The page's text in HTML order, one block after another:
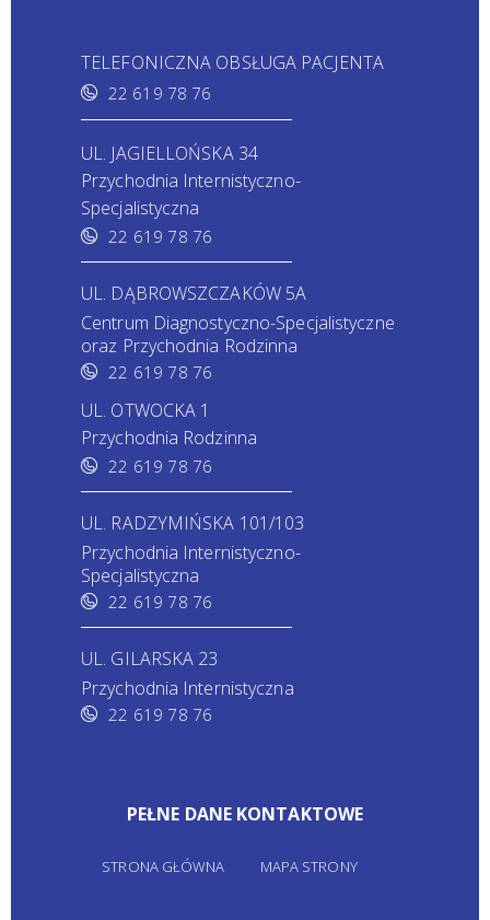
TELEFONICZNA OBSŁUGA PACJENTA
22 619 78 76
UL. JAGIELLOŃSKA 34
Przychodnia Internistyczno-
Specjalistyczna
22 619 78 76
UL. DĄBROWSZCZAKÓW 5A
Centrum Diagnostyczno-Specjalistyczne
oraz Przychodnia Rodzinna
22 619 78 76
UL. OTWOCKA 1
Przychodnia Rodzinna
22 619 78 76
UL. RADZYMIŃSKA 101/103
Przychodnia Internistyczno-
Specjalistyczna
22 619 78 76
UL. GILARSKA 23
Przychodnia Internistyczna
22 619 78 76
PEŁNE DANE KONTAKTOWE
STRONA GŁÓWNA MAPA STRONY